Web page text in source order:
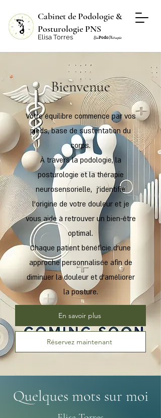
Cabinet de Podologie &
Posturologie PNS
Elisa Torres BioPodoThérapie
Bienvenue
Votre équilibre commence par vos
pieds, base de sustentation du
corps.
À travers la podologie, la
posturologie et la thérapie
neurosensorielle, j’identifie
l’origine de votre douleur et je
vous aide à retrouver un bien-être
optimal.
Chaque patient bénéficie d’une
approche personnalisée afin de
diminuer la douleur et d'améliorer
la posture.
En savoir plus
Réservez maintenant
Quelques mots sur moi